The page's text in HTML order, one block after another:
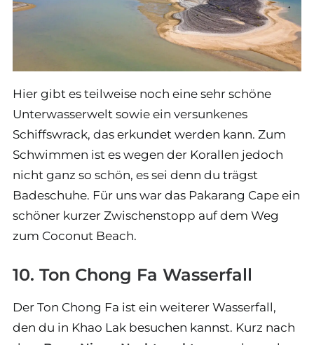
Hier gibt es teilweise noch eine sehr schöne
Unterwasserwelt sowie ein versunkenes
Schiffswrack, das erkundet werden kann. Zum
Schwimmen ist es wegen der Korallen jedoch
nicht ganz so schön, es sei denn du trägst
Badeschuhe. Für uns war das Pakarang Cape ein
schöner kurzer Zwischenstopp auf dem Weg
zum Coconut Beach.
10. Ton Chong Fa Wasserfall
Der Ton Chong Fa ist ein weiterer Wasserfall,
den du in Khao Lak besuchen kannst. Kurz nach